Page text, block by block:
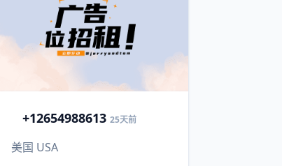
+12654988613 25天前
美国 USA